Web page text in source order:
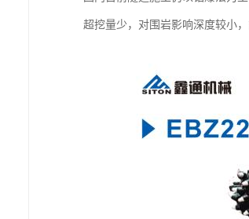
超挖量少，对围岩影响深度较小